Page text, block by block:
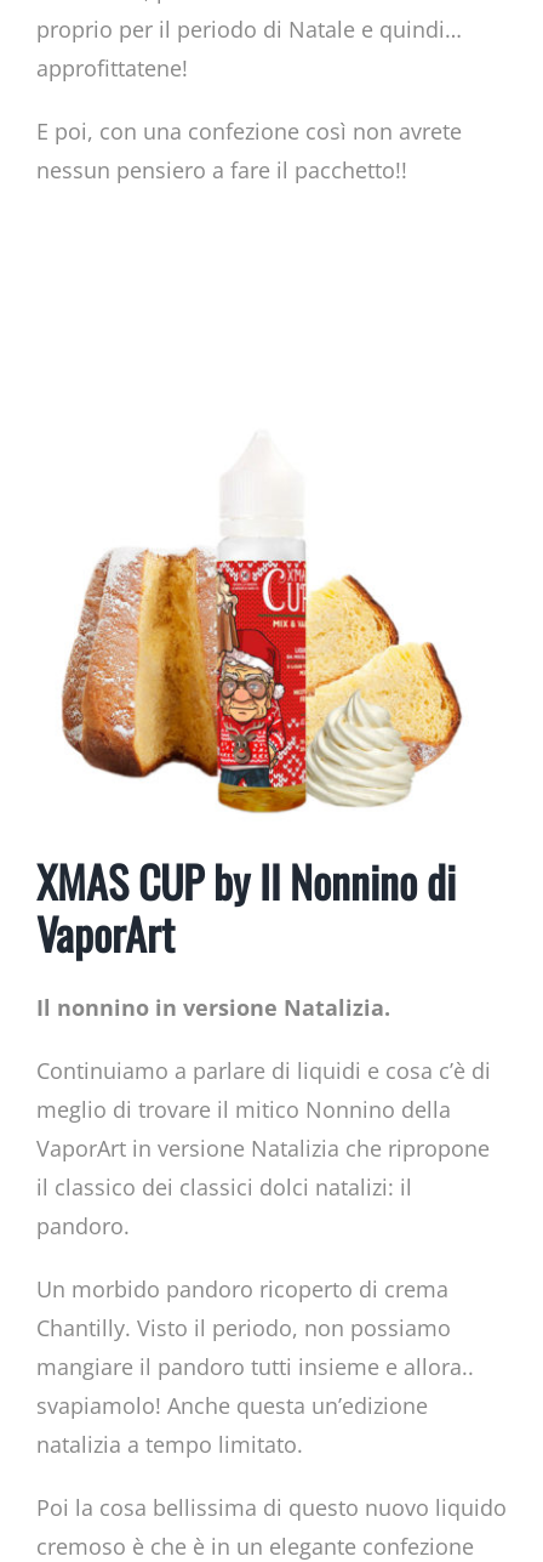
proprio per il periodo di Natale e quindi…
approfittatene!
E poi, con una confezione così non avrete
nessun pensiero a fare il pacchetto!!
XMAS CUP by Il Nonnino di
VaporArt
Il nonnino in versione Natalizia.
Continuiamo a parlare di liquidi e cosa c’è di
meglio di trovare il mitico Nonnino della
VaporArt in versione Natalizia che ripropone
il classico dei classici dolci natalizi: il
pandoro.
Un morbido pandoro ricoperto di crema
Chantilly. Visto il periodo, non possiamo
mangiare il pandoro tutti insieme e allora..
svapiamolo! Anche questa un’edizione
natalizia a tempo limitato.
Poi la cosa bellissima di questo nuovo liquido
cremoso è che è in un elegante confezione